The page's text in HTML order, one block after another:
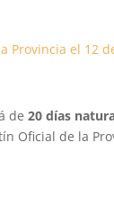
Provincia el 12
de20 días
Oficial de la